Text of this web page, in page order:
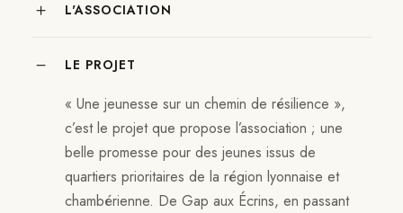
L'ASSOCIATION
LE PROJET
« Une jeunesse sur un chemin de résilience »,
c’est le projet que propose l’association ; une
belle promesse pour des jeunes issus de
quartiers prioritaires de la région lyonnaise et
chambérienne. De Gap aux Écrins, en passant